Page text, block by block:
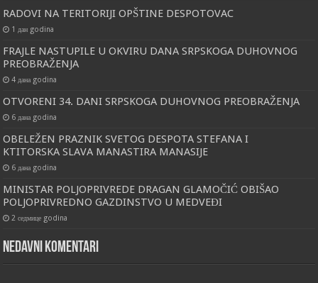
RADOVI NA TERITORIJI OPŠTINE DESPOTOVAC
1 дан godina
FRAJLE NASTUPILE U OKVIRU DANA SRPSKOGA DUHOVNOG
PREOBRAŽENJA
4 дана godina
OTVORENI 34. DANI SRPSKOGA DUHOVNOG PREOBRAŽENJA
6 дана godina
OBELEŽEN PRAZNIK SVETOG DESPOTA STEFANA I
KTITORSKA SLAVA MANASTIRA MANASIJE
6 дана godina
MINISTAR POLJOPRIVREDE DRAGAN GLAMOČIĆ OBIŠAO
POLJOPRIVREDNO GAZDINSTVO U MEDVEĐI
2 седмице godina
Nedavni komentari